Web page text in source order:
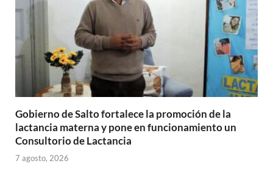
Gobierno de Salto fortalece la promoción de la
lactancia materna y pone en funcionamiento un
Consultorio de Lactancia
7 agosto, 2026